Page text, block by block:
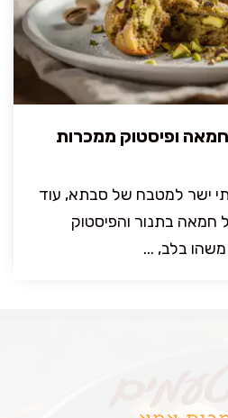
ופיסטוק ממכרות
ישר למטבח של סבתא, עוד
חמאה בתנור והפיסטוק
בלב, ...